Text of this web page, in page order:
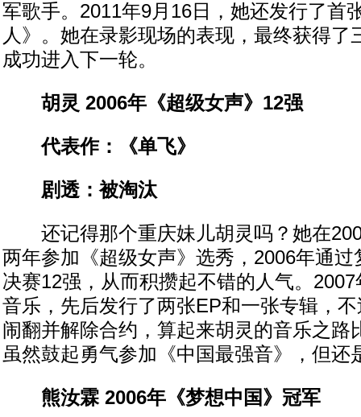
军歌手。2011年9月16日，她还发行了首
人》。她在录影现场的表现，最终获得了
成功进入下一轮。
胡灵 2006年《超级女声》12强
代表作：《单飞》
剧透：被淘汰
还记得那个重庆妹儿胡灵吗？她在
两年参加《超级女声》选秀，2006年通
决赛12强，从而积攒起不错的人气。
音乐，先后发行了两张EP和一张专辑，
闹翻并解除合约，算起来胡灵的音乐之路
虽然鼓起勇气参加《中国最强音》，但还
熊汝霖 2006年《梦想中国》冠军